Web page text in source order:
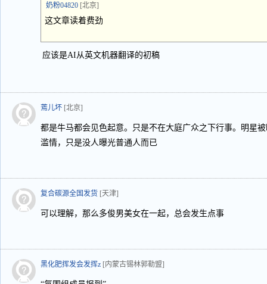
奶粉04820 [北京]
这文章读着费劲
应该是AI从英文机器翻译的初稿
蔫儿坏 [北京]
都是牛马都会见色起意。只是不在大庭广众之下行事。明星
滥情，只是没人曝光普通人而已
复合碳源全国发货 [天津]
可以理解，那么多俊男美女在一起，总会发生点事
黑化肥挥发会发挥z [内蒙古锡林郭勒盟]